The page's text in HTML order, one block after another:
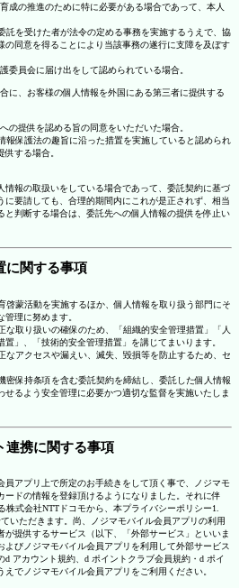
成の推進のために特に必要がある場合であって、本人
託を受けた者が法令の定める事務を実施するうえで、協
の同意を得ることにより当該事務の遂行に支障を及ぼす
委員会に届け出をして認められている場合。
に、お客様の個人情報を外国にある第三者に提供する
の提供を認める旨の同意をいただいた場合。
報保護法の趣旨に沿った措置を実施していると認められ
する場合。
情報の取扱いをしている場合であって、委託契約に基づ
に要請しても、合理的期間内にこれが是正されず、相当
と判断する場合は、委託先への個人情報の提供を停止い
に関する事項
啓蒙活動を実施するほか、個人情報を取り扱う部門にそ
理に努めます。
な取り扱いの確保のため、「組織的安全管理措置」「人
」、「技術的安全管理措置」を講じてまいります。
なアクセスや漏えい、滅失、毀損等を防止するため、セ
密保持条項を含む委託契約を締結し、委託した個人情報
せるよう安全管理に必要かつ適切な監督を実施いたしま
連携に関する事項
員アプリ上で所定のお手続きをして頂く事で、ノジマモ
ドの情報を登録頂けるようになりました。それに伴
株式会社NTTドコモから、本プライバシーポリシー1.
いただきます。尚、ノジマモバイル会員アプリの利用
が提供するサービス（以下、「外部サービス」といいま
びノジマモバイル会員アプリを利用して外部サービス
アカウント規約、d ポイントクラブ会員規約・d ポイ
でノジマモバイル会員アプリをご利用ください。